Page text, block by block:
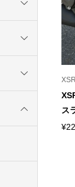
ス
¥